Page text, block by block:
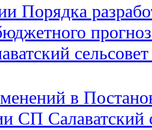
Порядка
в
СП Салаватский